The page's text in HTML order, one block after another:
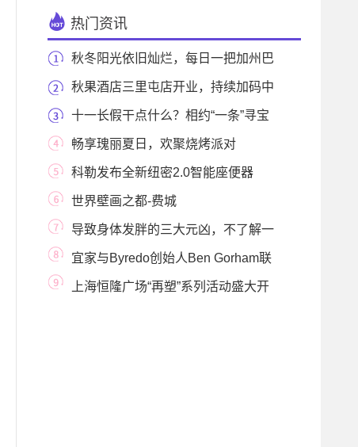
热门资讯
秋冬阳光依旧灿烂，每日一把加州巴
旦木别忘记
秋果酒店三里屯店开业，持续加码中
高端酒店市
十一长假干点什么？相约“一条”寻宝
去！畅享瑰丽夏日，欢聚烧烤派对
科勒发布全新纽密2.0智能座便器
——声光触动全
世界壁画之都-费城
导致身体发胖的三大元凶，不了解一
下吗？宜家与Byredo创始人Ben Gorham联
袂打造的OSYNLIG 欧薰
上海恒隆广场“再塑”系列活动盛大开